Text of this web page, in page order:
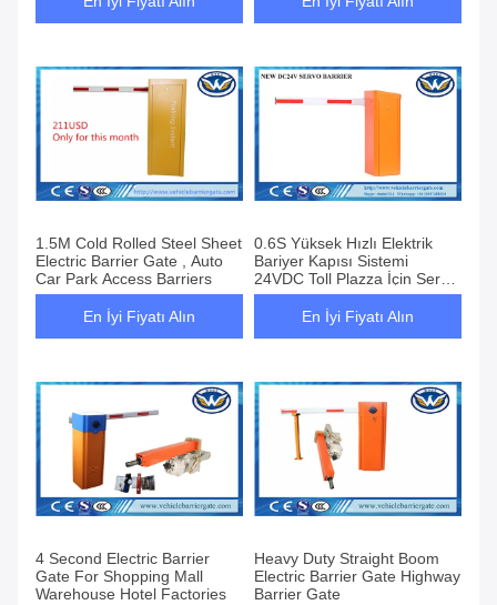
1.5M Cold Rolled Steel Sheet
Electric Barrier Gate , Auto
Car Park Access Barriers
En İyi Fiyatı Alın
0.6S Yüksek Hızlı Elektrik
Bariyer Kapısı Sistemi
24VDC Toll Plazza İçin Servo
Motor
En İyi Fiyatı Alın
4 Second Electric Barrier
Gate For Shopping Mall
Warehouse Hotel Factories
Heavy Duty Straight Boom
Electric Barrier Gate Highway
Barrier Gate